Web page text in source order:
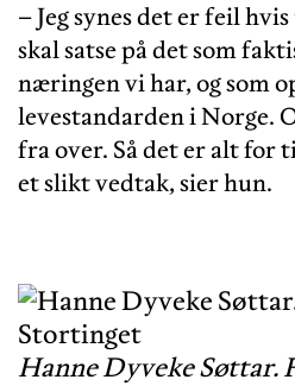
– Jeg synes det er feil
skal satse på det som
næringen vi har, og som
levestandarden i Norge.
fra over. Så det er alt for
et slikt vedtak, sier hun.
Hanne Dyveke Søttar.